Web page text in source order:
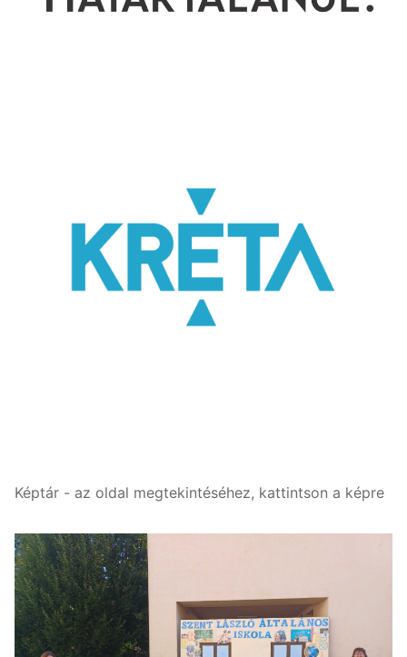
Képtár - az oldal megtekintéséhez, kattintson a képre